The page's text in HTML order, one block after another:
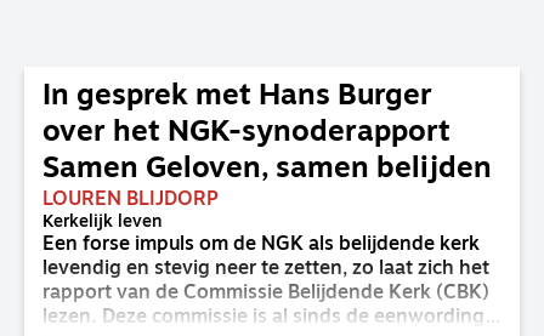
In gesprek met Hans Burger
over het NGK-synoderapport
Samen Geloven, samen belijden
LOUREN BLIJDORP
Kerkelijk leven
Een forse impuls om de NGK als belijdende kerk
levendig en stevig neer te zetten, zo laat zich het
rapport van de Commissie Belijdende Kerk (CBK)
lezen. Deze commissie is al sinds de eenwording